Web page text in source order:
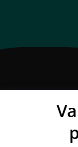
¿Qué
Si estás